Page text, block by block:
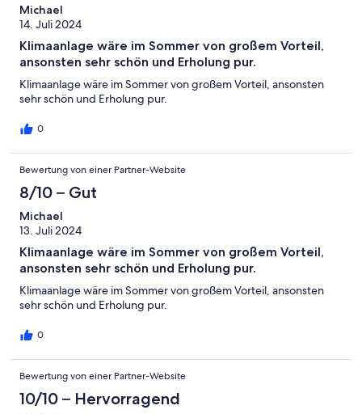
Michael
14. Juli 2024
Klimaanlage wäre im Sommer von großem Vorteil,
ansonsten sehr schön und Erholung pur.
Klimaanlage wäre im Sommer von großem Vorteil, ansonsten
sehr schön und Erholung pur.
0
Bewertung von einer Partner-Website
8/10 – Gut
Michael
13. Juli 2024
Klimaanlage wäre im Sommer von großem Vorteil,
ansonsten sehr schön und Erholung pur.
Klimaanlage wäre im Sommer von großem Vorteil, ansonsten
sehr schön und Erholung pur.
0
Bewertung von einer Partner-Website
10/10 – Hervorragend